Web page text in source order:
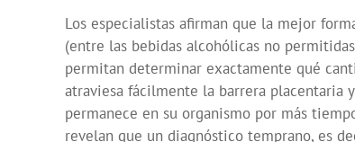
Los especialistas afirman que la mejor
(entre las bebidas alcohólicas no
permitan determinar exactamente qué
atraviesa fácilmente la barrera placentaria
permanece en su organismo por más
revelan que un diagnóstico temprano, es